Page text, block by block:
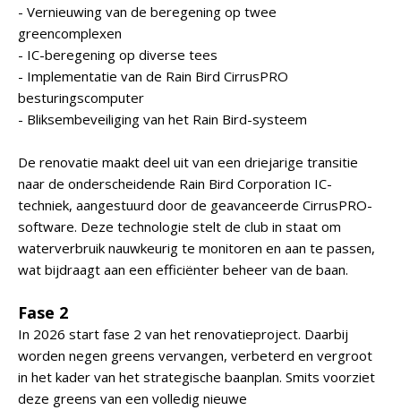
- Vernieuwing van de beregening op twee
greencomplexen
- IC-beregening op diverse tees
- Implementatie van de Rain Bird CirrusPRO
besturingscomputer
- Bliksembeveiliging van het Rain Bird-systeem
De renovatie maakt deel uit van een driejarige transitie
naar de onderscheidende Rain Bird Corporation IC-
techniek, aangestuurd door de geavanceerde CirrusPRO-
software. Deze technologie stelt de club in staat om
waterverbruik nauwkeurig te monitoren en aan te passen,
wat bijdraagt aan een efficiënter beheer van de baan.
Fase 2
In 2026 start fase 2 van het renovatieproject. Daarbij
worden negen greens vervangen, verbeterd en vergroot
in het kader van het strategische baanplan. Smits voorziet
deze greens van een volledig nieuwe